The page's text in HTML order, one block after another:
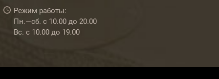
Режим работы:
Пн.—сб. с 10.00 до 20.00
Вс. с 10.00 до 19.00